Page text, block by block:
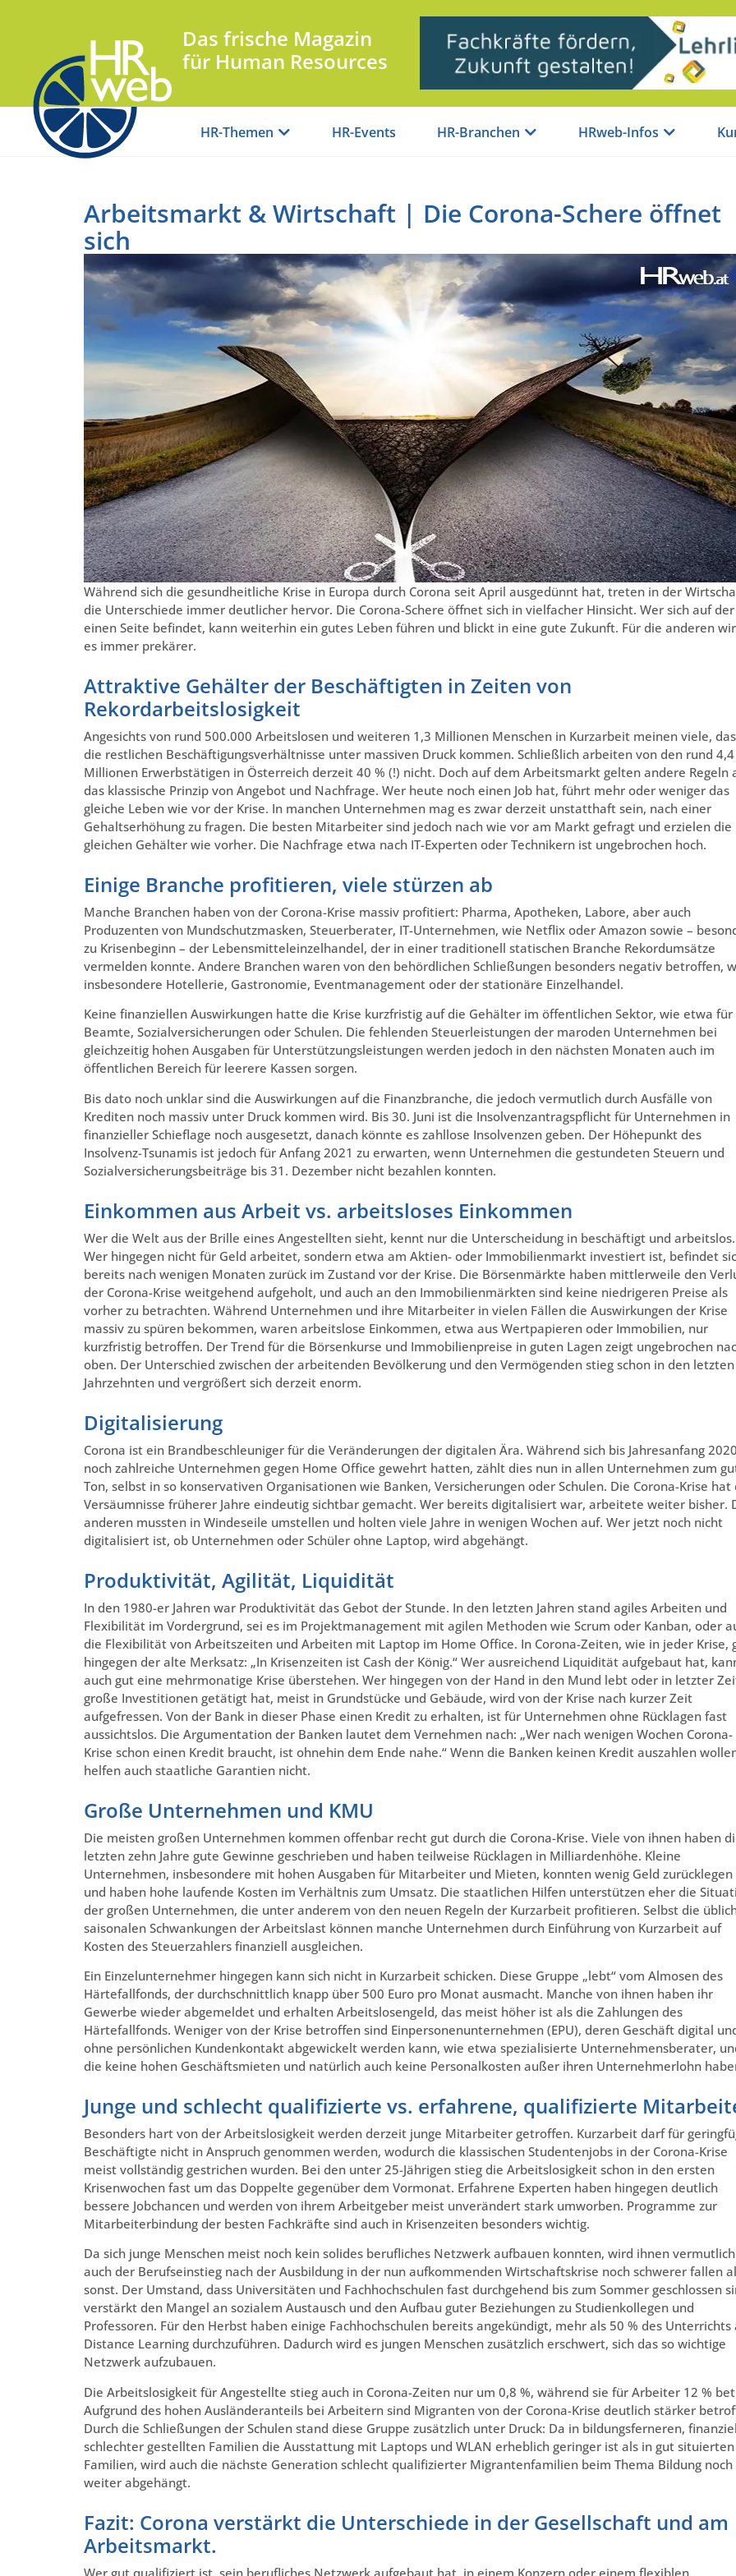
Das frische Magazin
für Human Resources
HR-Themen HR-Events HR-Branchen HRweb-Infos
Arbeitsmarkt & Wirtschaft | Die Corona-Schere öffnet
sich
Während sich die gesundheitliche Krise in Europa durch Corona seit April ausgedünnt hat, treten in der
die Unterschiede immer deutlicher hervor. Die Corona-Schere öffnet sich in vielfacher Hinsicht. Wer sich auf der
einen Seite befindet, kann weiterhin ein gutes Leben führen und blickt in eine gute Zukunft. Für die anderen
es immer prekärer.
Attraktive Gehälter der Beschäftigten in Zeiten von
Rekordarbeitslosigkeit
Angesichts von rund 500.000 Arbeitslosen und weiteren 1,3 Millionen Menschen in Kurzarbeit meinen viele,
die restlichen Beschäftigungsverhältnisse unter massiven Druck kommen. Schließlich arbeiten von den rund 4,4
Millionen Erwerbstätigen in Österreich derzeit 40 % (!) nicht. Doch auf dem Arbeitsmarkt gelten andere Regeln
das klassische Prinzip von Angebot und Nachfrage. Wer heute noch einen Job hat, führt mehr oder weniger das
gleiche Leben wie vor der Krise. In manchen Unternehmen mag es zwar derzeit unstatthaft sein, nach einer
Gehaltserhöhung zu fragen. Die besten Mitarbeiter sind jedoch nach wie vor am Markt gefragt und erzielen die
gleichen Gehälter wie vorher. Die Nachfrage etwa nach IT-Experten oder Technikern ist ungebrochen hoch.
Einige Branche profitieren, viele stürzen ab
Manche Branchen haben von der Corona-Krise massiv profitiert: Pharma, Apotheken, Labore, aber auch
Produzenten von Mundschutzmasken, Steuerberater, IT-Unternehmen, wie Netflix oder Amazon sowie –
zu Krisenbeginn – der Lebensmitteleinzelhandel, der in einer traditionell statischen Branche Rekordumsätze
vermelden konnte. Andere Branchen waren von den behördlichen Schließungen besonders negativ betroffen,
insbesondere Hotellerie, Gastronomie, Eventmanagement oder der stationäre Einzelhandel.
Keine finanziellen Auswirkungen hatte die Krise kurzfristig auf die Gehälter im öffentlichen Sektor, wie etwa für
Beamte, Sozialversicherungen oder Schulen. Die fehlenden Steuerleistungen der maroden Unternehmen bei
gleichzeitig hohen Ausgaben für Unterstützungsleistungen werden jedoch in den nächsten Monaten auch im
öffentlichen Bereich für leerere Kassen sorgen.
Bis dato noch unklar sind die Auswirkungen auf die Finanzbranche, die jedoch vermutlich durch Ausfälle von
Krediten noch massiv unter Druck kommen wird. Bis 30. Juni ist die Insolvenzantragspflicht für Unternehmen in
finanzieller Schieflage noch ausgesetzt, danach könnte es zahllose Insolvenzen geben. Der Höhepunkt des
Insolvenz-Tsunamis ist jedoch für Anfang 2021 zu erwarten, wenn Unternehmen die gestundeten Steuern und
Sozialversicherungsbeiträge bis 31. Dezember nicht bezahlen konnten.
Einkommen aus Arbeit vs. arbeitsloses Einkommen
Wer die Welt aus der Brille eines Angestellten sieht, kennt nur die Unterscheidung in beschäftigt und arbeitslos.
Wer hingegen nicht für Geld arbeitet, sondern etwa am Aktien- oder Immobilienmarkt investiert ist, befindet
bereits nach wenigen Monaten zurück im Zustand vor der Krise. Die Börsenmärkte haben mittlerweile den
der Corona-Krise weitgehend aufgeholt, und auch an den Immobilienmärkten sind keine niedrigeren Preise als
vorher zu betrachten. Während Unternehmen und ihre Mitarbeiter in vielen Fällen die Auswirkungen der Krise
massiv zu spüren bekommen, waren arbeitslose Einkommen, etwa aus Wertpapieren oder Immobilien, nur
kurzfristig betroffen. Der Trend für die Börsenkurse und Immobilienpreise in guten Lagen zeigt ungebrochen
oben. Der Unterschied zwischen der arbeitenden Bevölkerung und den Vermögenden stieg schon in den letzten
Jahrzehnten und vergrößert sich derzeit enorm.
Digitalisierung
Corona ist ein Brandbeschleuniger für die Veränderungen der digitalen Ära. Während sich bis Jahresanfang 2020
noch zahlreiche Unternehmen gegen Home Office gewehrt hatten, zählt dies nun in allen Unternehmen zum
Ton, selbst in so konservativen Organisationen wie Banken, Versicherungen oder Schulen. Die Corona-Krise hat
Versäumnisse früherer Jahre eindeutig sichtbar gemacht. Wer bereits digitalisiert war, arbeitete weiter bisher.
anderen mussten in Windeseile umstellen und holten viele Jahre in wenigen Wochen auf. Wer jetzt noch nicht
digitalisiert ist, ob Unternehmen oder Schüler ohne Laptop, wird abgehängt.
Produktivität, Agilität, Liquidität
In den 1980-er Jahren war Produktivität das Gebot der Stunde. In den letzten Jahren stand agiles Arbeiten und
Flexibilität im Vordergrund, sei es im Projektmanagement mit agilen Methoden wie Scrum oder Kanban, oder
die Flexibilität von Arbeitszeiten und Arbeiten mit Laptop im Home Office. In Corona-Zeiten, wie in jeder Krise,
hingegen der alte Merksatz: „In Krisenzeiten ist Cash der König.“ Wer ausreichend Liquidität aufgebaut hat,
auch gut eine mehrmonatige Krise überstehen. Wer hingegen von der Hand in den Mund lebt oder in letzter
große Investitionen getätigt hat, meist in Grundstücke und Gebäude, wird von der Krise nach kurzer Zeit
aufgefressen. Von der Bank in dieser Phase einen Kredit zu erhalten, ist für Unternehmen ohne Rücklagen fast
aussichtslos. Die Argumentation der Banken lautet dem Vernehmen nach: „Wer nach wenigen Wochen Corona-
Krise schon einen Kredit braucht, ist ohnehin dem Ende nahe.“ Wenn die Banken keinen Kredit auszahlen
helfen auch staatliche Garantien nicht.
Große Unternehmen und KMU
Die meisten großen Unternehmen kommen offenbar recht gut durch die Corona-Krise. Viele von ihnen haben
letzten zehn Jahre gute Gewinne geschrieben und haben teilweise Rücklagen in Milliardenhöhe. Kleine
Unternehmen, insbesondere mit hohen Ausgaben für Mitarbeiter und Mieten, konnten wenig Geld zurücklegen
und haben hohe laufende Kosten im Verhältnis zum Umsatz. Die staatlichen Hilfen unterstützen eher die
der großen Unternehmen, die unter anderem von den neuen Regeln der Kurzarbeit profitieren. Selbst die
saisonalen Schwankungen der Arbeitslast können manche Unternehmen durch Einführung von Kurzarbeit auf
Kosten des Steuerzahlers finanziell ausgleichen.
Ein Einzelunternehmer hingegen kann sich nicht in Kurzarbeit schicken. Diese Gruppe „lebt“ vom Almosen des
Härtefallfonds, der durchschnittlich knapp über 500 Euro pro Monat ausmacht. Manche von ihnen haben ihr
Gewerbe wieder abgemeldet und erhalten Arbeitslosengeld, das meist höher ist als die Zahlungen des
Härtefallfonds. Weniger von der Krise betroffen sind Einpersonenunternehmen (EPU), deren Geschäft digital
ohne persönlichen Kundenkontakt abgewickelt werden kann, wie etwa spezialisierte Unternehmensberater,
die keine hohen Geschäftsmieten und natürlich auch keine Personalkosten außer ihren Unternehmerlohn
Junge und schlecht qualifizierte vs. erfahrene, qualifizierte
Besonders hart von der Arbeitslosigkeit werden derzeit junge Mitarbeiter getroffen. Kurzarbeit darf für
Beschäftigte nicht in Anspruch genommen werden, wodurch die klassischen Studentenjobs in der Corona-Krise
meist vollständig gestrichen wurden. Bei den unter 25-Jährigen stieg die Arbeitslosigkeit schon in den ersten
Krisenwochen fast um das Doppelte gegenüber dem Vormonat. Erfahrene Experten haben hingegen deutlich
bessere Jobchancen und werden von ihrem Arbeitgeber meist unverändert stark umworben. Programme zur
Mitarbeiterbindung der besten Fachkräfte sind auch in Krisenzeiten besonders wichtig.
Da sich junge Menschen meist noch kein solides berufliches Netzwerk aufbauen konnten, wird ihnen vermutlich
auch der Berufseinstieg nach der Ausbildung in der nun aufkommenden Wirtschaftskrise noch schwerer fallen
sonst. Der Umstand, dass Universitäten und Fachhochschulen fast durchgehend bis zum Sommer geschlossen
verstärkt den Mangel an sozialem Austausch und den Aufbau guter Beziehungen zu Studienkollegen und
Professoren. Für den Herbst haben einige Fachhochschulen bereits angekündigt, mehr als 50 % des Unterrichts
Distance Learning durchzuführen. Dadurch wird es jungen Menschen zusätzlich erschwert, sich das so wichtige
Netzwerk aufzubauen.
Die Arbeitslosigkeit für Angestellte stieg auch in Corona-Zeiten nur um 0,8 %, während sie für Arbeiter 12 %
Aufgrund des hohen Ausländeranteils bei Arbeitern sind Migranten von der Corona-Krise deutlich stärker
Durch die Schließungen der Schulen stand diese Gruppe zusätzlich unter Druck: Da in bildungsferneren,
schlechter gestellten Familien die Ausstattung mit Laptops und WLAN erheblich geringer ist als in gut situierten
Familien, wird auch die nächste Generation schlecht qualifizierter Migrantenfamilien beim Thema Bildung noch
weiter abgehängt.
Fazit: Corona verstärkt die Unterschiede in der Gesellschaft und am
Arbeitsmarkt.
Wer gut qualifiziert ist, sein berufliches Netzwerk aufgebaut hat, in einem Konzern oder einem flexiblen